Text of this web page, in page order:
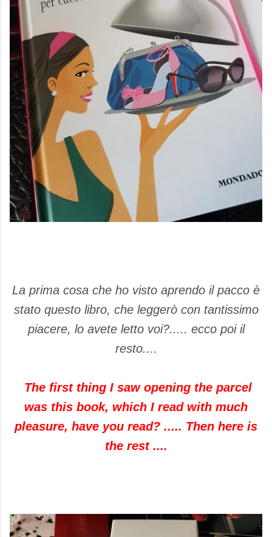
La prima cosa che ho visto aprendo il pacco è
stato questo libro, che leggerò con tantissimo
piacere, lo avete letto voi?..... ecco poi il
resto....
The first thing I saw opening the parcel
was this book, which I read with much
pleasure, have you read? ..... Then here is
the rest ....